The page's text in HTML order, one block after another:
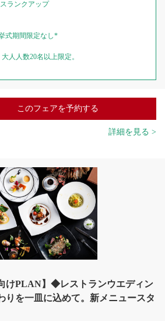
ランクアップ
式期間限定なし*
人人数20名以上限定。
このフェアを予約する
詳細を見る >
けPLAN】◆レストランウエディン
りを一皿に込めて。新メニュースタ